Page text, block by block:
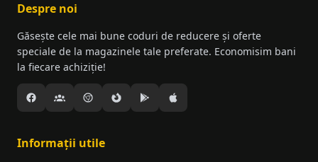
Despre noi
Găsește cele mai bune coduri de reducere și oferte
speciale de la magazinele tale preferate. Economisim bani
la fiecare achiziție!
Informații utile